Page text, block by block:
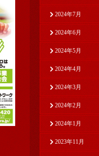
2024年7月
2024年6月
2024年5月
2024年4月
2024年3月
2024年2月
2024年1月
2023年11月